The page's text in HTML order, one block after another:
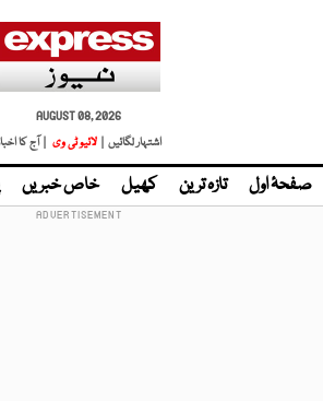
AUGUST 08, 2026
اشتہار لگائیں |
لائیو ٹی وی | آج کا
صفحۂ اول تازہ ترین کھیل خاص خبریں